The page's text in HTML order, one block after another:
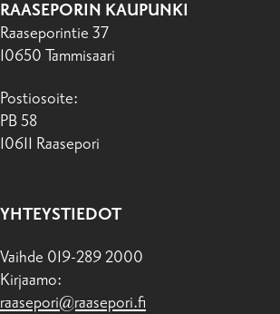
RAASEPORIN KAUPUNKI
Raaseporintie 37
10650 Tammisaari
Postiosoite:
PB 58
10611 Raasepori
YHTEYSTIEDOT
Vaihde 019-289 2000
Kirjaamo:
raasepori@raasepori.fi